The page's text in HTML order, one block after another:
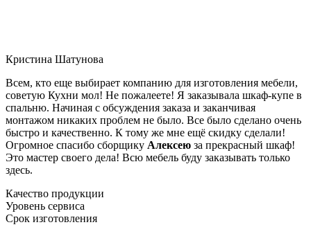
Кристина Шатунова
Всем, кто еще выбирает компанию для изготовления мебели,
советую Кухни мол! Не пожалеете! Я заказывала шкаф-купе в
спальню. Начиная с обсуждения заказа и заканчивая
монтажом никаких проблем не было. Все было сделано очень
быстро и качественно. К тому же мне ещё скидку сделали!
Огромное спасибо сборщику Алексею за прекрасный шкаф!
Это мастер своего дела! Всю мебель буду заказывать только
здесь.
Качество продукции
Уровень сервиса
Срок изготовления